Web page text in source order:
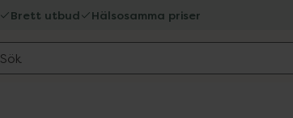
Brett utbud Hälsosamma priser
Sök